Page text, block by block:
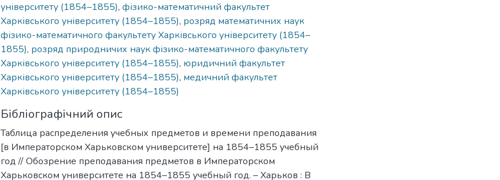
університету (1854–1855), фізико-математичний факультет
Харківського університету (1854–1855), розряд математичних наук
фізико-математичного факультету Харківського університету (1854–
1855), розряд природничих наук фізико-математичного факультету
Харківського університету (1854–1855), юридичний факультет
Харківського університету (1854–1855), медичний факультет
Харківського університету (1854–1855)
Бібліографічний опис
Таблица распределения учебных предметов и времени преподавания
[в Императорском Харьковском университете] на 1854–1855 учебный
год // Обозрение преподавания предметов в Императорском
Харьковском университете на 1854–1855 учебный год. – Харьков : В